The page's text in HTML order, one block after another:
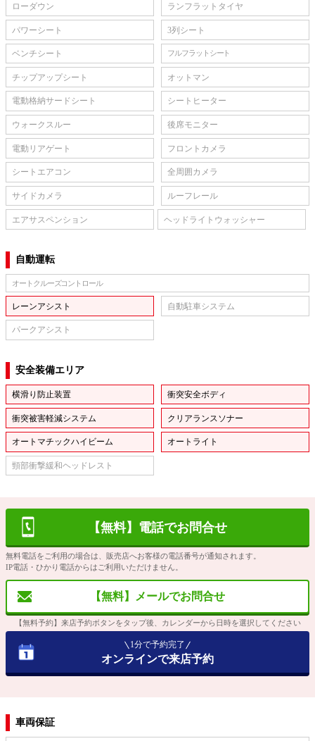
ローダウン ランフラットタイヤ
パワーシート 3列シート
ベンチシート フルフラットシート
チップアップシート オットマン
電動格納サードシート シートヒーター
ウォークスルー 後席モニター
電動リアゲート フロントカメラ
シートエアコン 全周囲カメラ
サイドカメラ ルーフレール
エアサスペンション ヘッドライトウォッシャー
自動運転
オートクルーズコントロール
レーンアシスト 自動駐車システム
パークアシスト
安全装備エリア
横滑り防止装置 衝突安全ボディ
衝突被害軽減システム クリアランスソナー
オートマチックハイビーム オートライト
頸部衝撃緩和ヘッドレスト
【無料】電話でお問合せ
無料電話をご利用の場合は、販売店へお客様の電話番号が通知されます。
IP電話・ひかり電話からはご利用いただけません。
【無料】メールでお問合せ
【無料予約】来店予約ボタンをタップ後、カレンダーから日時を選択してください
1分で予約完了
オンラインで来店予約
車両保証